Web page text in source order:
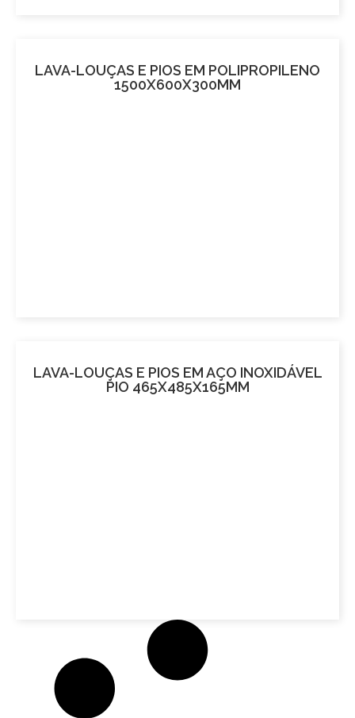
LAVA-LOUÇAS E PIOS EM POLIPROPILENO
1500X600X300MM
LAVA-LOUÇAS E PIOS EM AÇO INOXIDÁVEL
PIO 465X485X165MM